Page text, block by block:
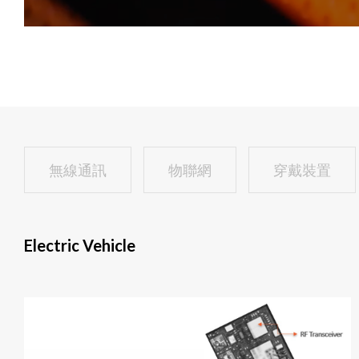
無線通訊 物聯網 穿戴裝置
Electric Vehicle